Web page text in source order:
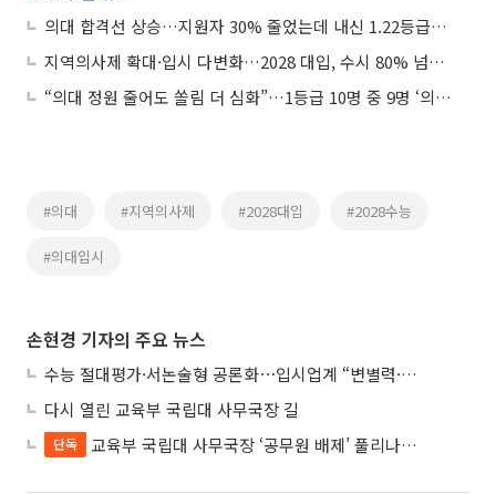
의대 합격선 상승…지원자 30% 줄었는데 내신 1.22등급까지 올라
지역의사제 확대·입시 다변화…2028 대입, 수시 80% 넘어섰다
“의대 정원 줄어도 쏠림 더 심화”…1등급 10명 중 9명 ‘의대 지원’
#의대 #지역의사제 #2028대입 #2028수능
#의대입시
손현경 기자의 주요 뉴스
수능 절대평가·서논술형 공론화⋯입시업계 “변별력·사교육 대책 먼저”
다시 열린 교육부 국립대 사무국장 길
단독 교육부 국립대 사무국장 ‘공무원 배제’ 풀리나…응시자격 다시 열렸다